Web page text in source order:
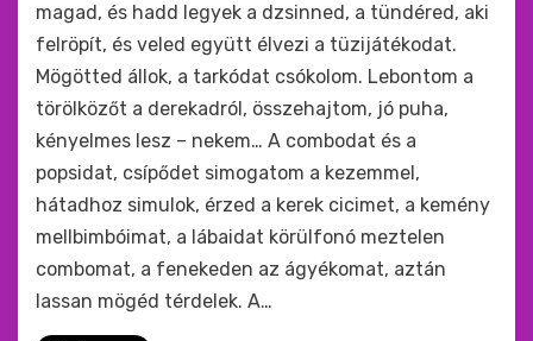
magad, és hadd legyek a dzsinned, a tündéred, aki
felröpít, és veled együtt élvezi a tüzijátékodat.
Mögötted állok, a tarkódat csókolom. Lebontom a
törölközőt a derekadról, összehajtom, jó puha,
kényelmes lesz – nekem… A combodat és a
popsidat, csípődet simogatom a kezemmel,
hátadhoz simulok, érzed a kerek cicimet, a kemény
mellbimbóimat, a lábaidat körülfonó meztelen
combomat, a fenekeden az ágyékomat, aztán
lassan mögéd térdelek. A…